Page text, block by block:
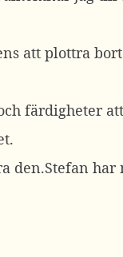
att plottra
färdigheter
den.Stefan har